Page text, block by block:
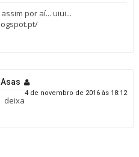
por aí... uiui...
4 de novembro de 2016 às 18:12
deixa